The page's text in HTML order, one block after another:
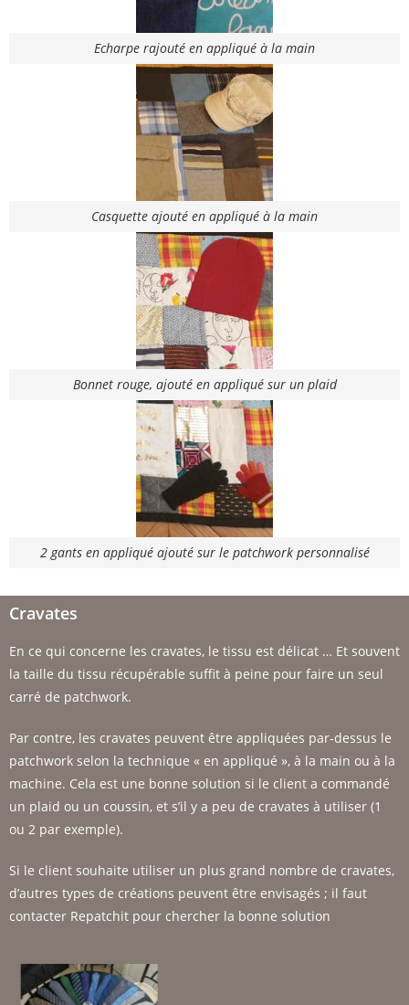
Echarpe rajouté en appliqué à la main
Casquette ajouté en appliqué à la main
Bonnet rouge, ajouté en appliqué sur un plaid
2 gants en appliqué ajouté sur le patchwork personnalisé
Cravates
En ce qui concerne les cravates, le tissu est délicat … Et souvent
la taille du tissu récupérable suffit à peine pour faire un seul
carré de patchwork.
Par contre, les cravates peuvent être appliquées par-dessus le
patchwork selon la technique « en appliqué », à la main ou à la
machine. Cela est une bonne solution si le client a commandé
un plaid ou un coussin, et s’il y a peu de cravates à utiliser (1
ou 2 par exemple).
Si le client souhaite utiliser un plus grand nombre de cravates,
d’autres types de créations peuvent être envisagés ; il faut
contacter Repatchit pour chercher la bonne solution